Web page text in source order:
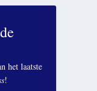
het laatste
!